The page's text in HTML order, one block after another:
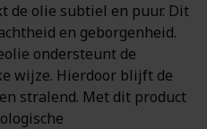
de olie subtiel en puur. Dit
en geborgenheid.
ondersteunt de
wijze. Hierdoor blijft de
stralend. Met dit product